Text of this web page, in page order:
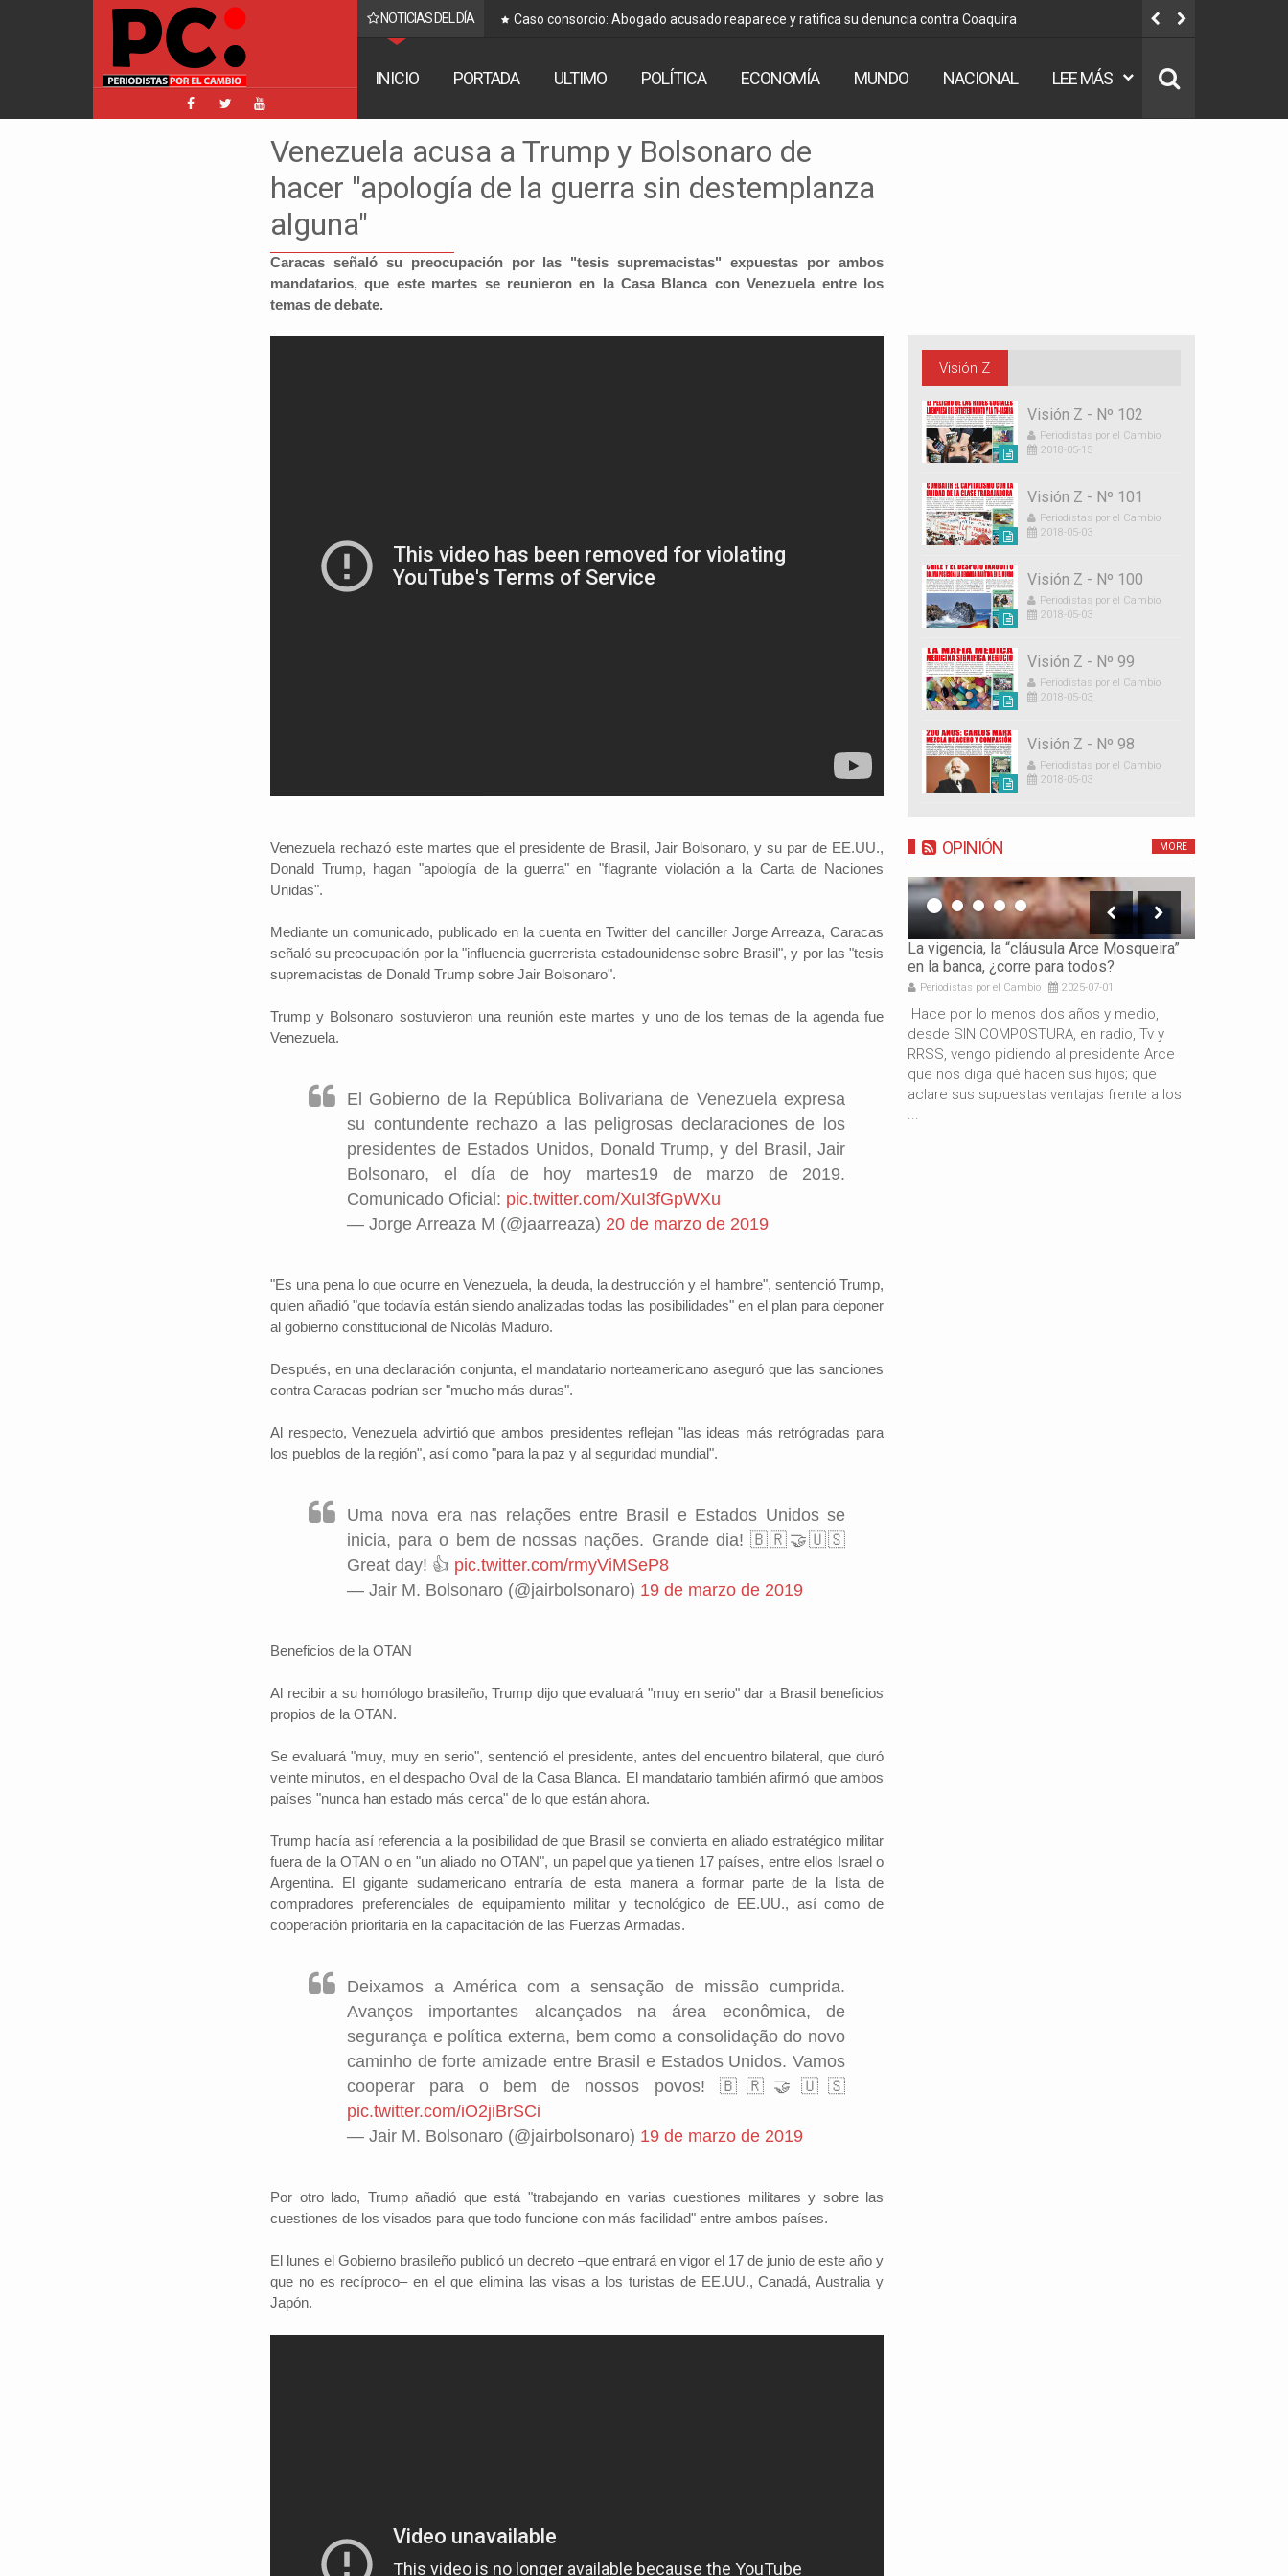
NOTICIAS DEL DÍA
implica a Manfred y golpea a Tuto y Samuel Caso consorcio: Abogado acusado reaparece y ratifica su denuncia contra Coaquira
INICIO PORTADA ULTIMO POLÍTICA ECONOMÍA MUNDO NACIONAL LEE MÁS
Venezuela acusa a Trump y Bolsonaro de
hacer "apología de la guerra sin destemplanza
alguna"
Caracas señaló su preocupación por las "tesis supremacistas" expuestas por ambos
mandatarios, que este martes se reunieron en la Casa Blanca con Venezuela entre los
temas de debate.
Venezuela rechazó este martes que el presidente de Brasil, Jair Bolsonaro, y su par de EE.UU.,
Donald Trump, hagan "apología de la guerra" en "flagrante violación a la Carta de Naciones
Unidas".
Mediante un comunicado, publicado en la cuenta en Twitter del canciller Jorge Arreaza, Caracas
señaló su preocupación por la "influencia guerrerista estadounidense sobre Brasil", y por las "tesis
supremacistas de Donald Trump sobre Jair Bolsonaro".
Trump y Bolsonaro sostuvieron una reunión este martes y uno de los temas de la agenda fue
Venezuela.
El Gobierno de la República Bolivariana de Venezuela expresa
su contundente rechazo a las peligrosas declaraciones de los
presidentes de Estados Unidos, Donald Trump, y del Brasil, Jair
Bolsonaro, el día de hoy martes19 de marzo de 2019.
Comunicado Oficial: pic.twitter.com/XuI3fGpWXu
— Jorge Arreaza M (@jaarreaza) 20 de marzo de 2019
"Es una pena lo que ocurre en Venezuela, la deuda, la destrucción y el hambre", sentenció Trump,
quien añadió "que todavía están siendo analizadas todas las posibilidades" en el plan para deponer
al gobierno constitucional de Nicolás Maduro.
Después, en una declaración conjunta, el mandatario norteamericano aseguró que las sanciones
contra Caracas podrían ser "mucho más duras".
Al respecto, Venezuela advirtió que ambos presidentes reflejan "las ideas más retrógradas para
los pueblos de la región", así como "para la paz y al seguridad mundial".
Uma nova era nas relações entre Brasil e Estados Unidos se
inicia, para o bem de nossas nações. Grande dia! 🇧🇷🤝🇺🇸
Great day! 👍 pic.twitter.com/rmyViMSeP8
— Jair M. Bolsonaro (@jairbolsonaro) 19 de marzo de 2019
Beneficios de la OTAN
Al recibir a su homólogo brasileño, Trump dijo que evaluará "muy en serio" dar a Brasil beneficios
propios de la OTAN.
Se evaluará "muy, muy en serio", sentenció el presidente, antes del encuentro bilateral, que duró
veinte minutos, en el despacho Oval de la Casa Blanca. El mandatario también afirmó que ambos
países "nunca han estado más cerca" de lo que están ahora.
Trump hacía así referencia a la posibilidad de que Brasil se convierta en aliado estratégico militar
fuera de la OTAN o en "un aliado no OTAN", un papel que ya tienen 17 países, entre ellos Israel o
Argentina. El gigante sudamericano entraría de esta manera a formar parte de la lista de
compradores preferenciales de equipamiento militar y tecnológico de EE.UU., así como de
cooperación prioritaria en la capacitación de las Fuerzas Armadas.
Deixamos a América com a sensação de missão cumprida.
Avanços importantes alcançados na área econômica, de
segurança e política externa, bem como a consolidação do novo
caminho de forte amizade entre Brasil e Estados Unidos. Vamos
cooperar para o bem de nossos povos! 🇧🇷🤝🇺🇸
pic.twitter.com/iO2jiBrSCi
— Jair M. Bolsonaro (@jairbolsonaro) 19 de marzo de 2019
Por otro lado, Trump añadió que está "trabajando en varias cuestiones militares y sobre las
cuestiones de los visados ​​para que todo funcione con más facilidad" entre ambos países.
El lunes el Gobierno brasileño publicó un decreto –que entrará en vigor el 17 de junio de este año y
que no es recíproco– en el que elimina las visas a los turistas de EE.UU., Canadá, Australia y
Japón.
Visión Z
Visión Z - Nº 102
Periodistas por el Cambio
2018-05-15
Visión Z - Nº 101
Periodistas por el Cambio
2018-05-03
Visión Z - Nº 100
Periodistas por el Cambio
2018-05-03
Visión Z - Nº 99
Periodistas por el Cambio
2018-05-03
Visión Z - Nº 98
Periodistas por el Cambio
2018-05-03
OPINIÓN MORE
#iloveSCZ
Periodistas por el Cambio 2022-09-09
político.La economía del departamento de
Santa Cruz representa alrededor de un
Investigador: Los medios de comunicación
coadyuvan a la naturalización de la
España indicó que una sociedad que es
Investigaciones Sociológicas (IDI...
La vigencia, la “cláusula Arce Mosqueira”
en la banca, ¿corre para todos?
Periodistas por el Cambio 2025-07-01
Hace por lo menos dos años y medio,
desde SIN COMPOSTURA, en radio, Tv y
RRSS, vengo pidiendo al presidente Arce
que nos diga qué hacen sus hijos; que
aclare sus supuestas ventajas frente a los
...